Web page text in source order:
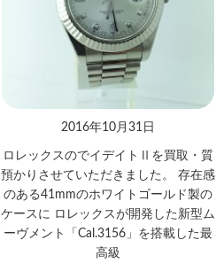
2016年10月31日
ロレックスのでイデイトⅡを買取・質
預かりさせていただきました。 存在感
のある41mmのホワイトゴールド製の
ケースに ロレックスが開発した新型ム
ーヴメント「Cal.3156」を搭載した最
高級